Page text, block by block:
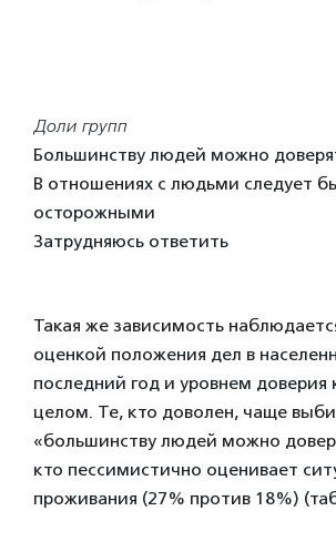
Доли групп
Большинству людей можно
В отношениях с людьми следует
осторожными
Затрудняюсь ответить
Такая же зависимость
оценкой положения дел в
последний год и уровнем доверия
целом. Те, кто доволен, чаще
«большинству людей можно
кто пессимистично оценивает
проживания (27% против 18%)